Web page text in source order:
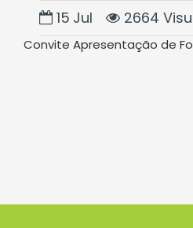
15 Jul 2664
Convite Apresentação de